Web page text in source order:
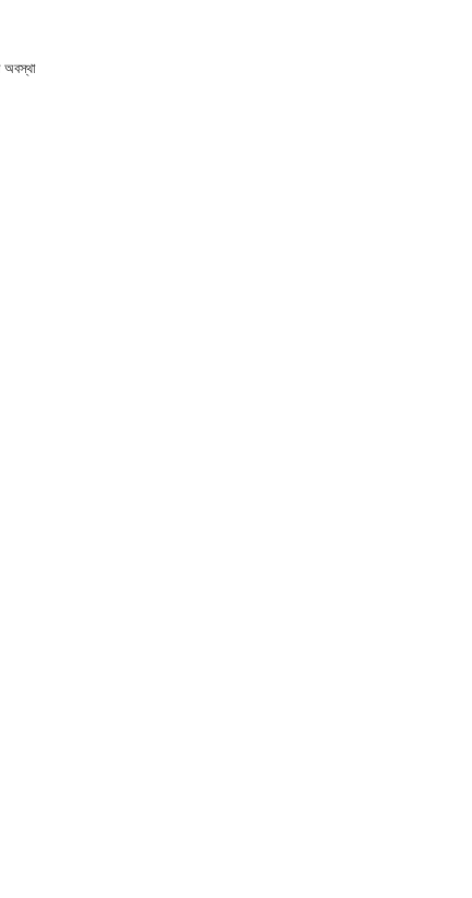
অবস্থা